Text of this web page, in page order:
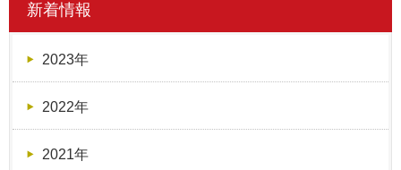
新着情報
2023年
2022年
2021年